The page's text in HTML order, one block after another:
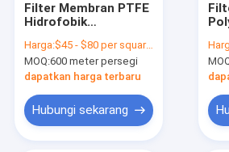
Filter Membran PTFE
Hidrofobik
Laminasi Untuk
Ventilasi
Perlindungan
Harga:$45 - $80 per square meter
MOQ:600 meter persegi
dapatkan harga terbaru
Hubungi sekarang